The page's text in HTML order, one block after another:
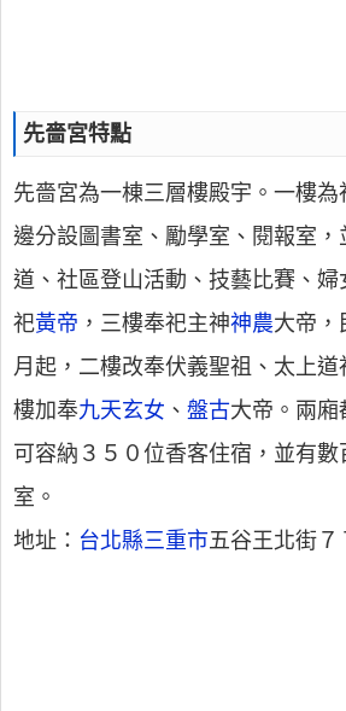
先嗇宮特點
先嗇宮為一棟三層樓殿宇。一樓
邊分設圖書室、勵學室、閱報室
道、社區登山活動、技藝比賽、婦
祀黃帝 ，三樓奉祀主神神農大帝，
月起，二樓改奉伏義聖祖、太上道
樓加奉九天玄女 、 盤古大帝。兩廂
可容納３５０位香客住宿，並有數
室。
地址： 台北縣三重市五谷王北街７